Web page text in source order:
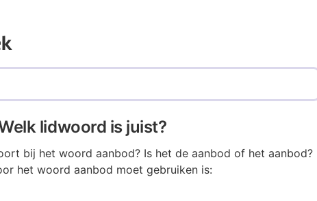
lidwoord is juist?
bij het woord aanbod? Is het de aanbod of het aanbod?
het woord aanbod moet gebruiken is: